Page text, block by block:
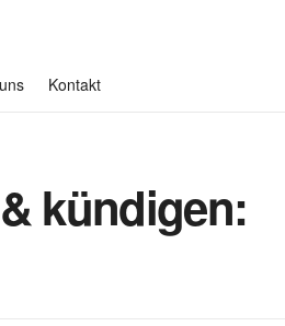
Kontakt
kündigen: